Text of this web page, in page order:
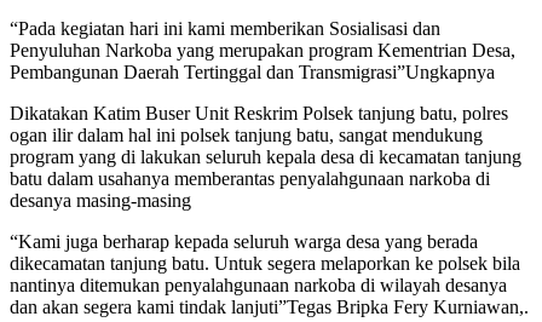
“Pada kegiatan hari ini kami memberikan Sosialisasi dan
Penyuluhan Narkoba yang merupakan program Kementrian Desa,
Pembangunan Daerah Tertinggal dan Transmigrasi”Ungkapnya
Dikatakan Katim Buser Unit Reskrim Polsek tanjung batu, polres
ogan ilir dalam hal ini polsek tanjung batu, sangat mendukung
program yang di lakukan seluruh kepala desa di kecamatan tanjung
batu dalam usahanya memberantas penyalahgunaan narkoba di
desanya masing-masing
“Kami juga berharap kepada seluruh warga desa yang berada
dikecamatan tanjung batu. Untuk segera melaporkan ke polsek bila
nantinya ditemukan penyalahgunaan narkoba di wilayah desanya
dan akan segera kami tindak lanjuti”Tegas Bripka Fery Kurniawan,.